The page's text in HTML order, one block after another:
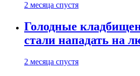
2 месяца спустя
Голодные
стали нападать на
2 месяца спустя